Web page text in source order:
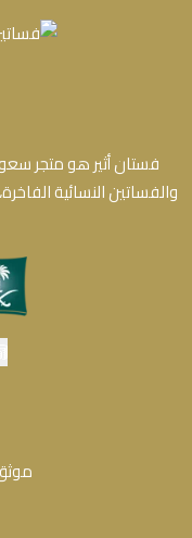
فستان أثير هو متجر
والفساتين النسائية